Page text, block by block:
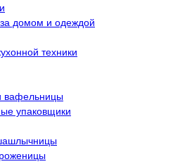
домом и одеждой
техники
вафельницы
упаковщики